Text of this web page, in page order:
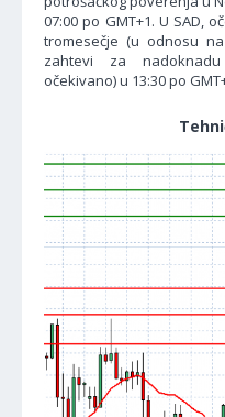
07:00 po GMT+1. U SAD,
tromesečje (u odnosu
zahtevi za
očekivano) u 13:30 po